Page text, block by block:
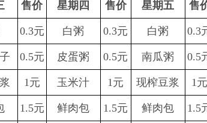
售价 星期四 售价 星期五 售
0.3元 白粥 0.3元 白粥 0.3
0.5元 皮蛋粥 0.5元 南瓜粥 0.5
1元 玉米汁 1元 现榨豆浆 1元
1.5元 鲜肉包 1.5元 鲜肉包 1.5